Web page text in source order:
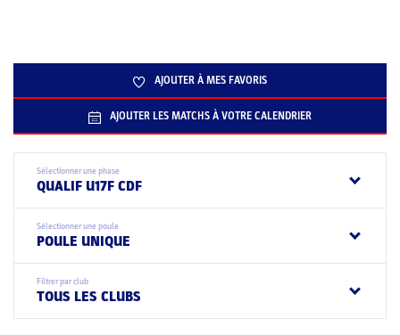
AJOUTER À MES FAVORIS
AJOUTER LES MATCHS À VOTRE CALENDRIER
Sélectionner une phase
QUALIF U17F CDF
Sélectionner une poule
POULE UNIQUE
Filtrer par club
TOUS LES CLUBS